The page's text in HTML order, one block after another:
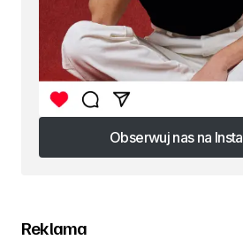
Obserwuj nas na
Obserwuj nas na
Reklama